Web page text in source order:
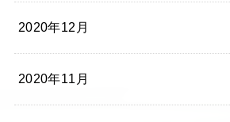
2020年12月
2020年11月